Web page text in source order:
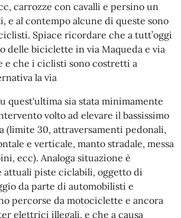
carrozze con cavalli e persino un
e al contempo alcune di queste sono
Spiace ricordare che a tutt’oggi
delle biciclette in via Maqueda e via
e che i ciclisti sono costretti a
la via
quest'ultima sia stata minimamente
volto ad elevare il bassissimo
(limite 30, attraversamenti pedonali,
e verticale, manto stradale, messa
ecc). Analoga situazione è
attuali piste ciclabili, oggetto di
da parte di automobilisti e
percorse da motociclette e ancora
elettrici illegali, e che a causa